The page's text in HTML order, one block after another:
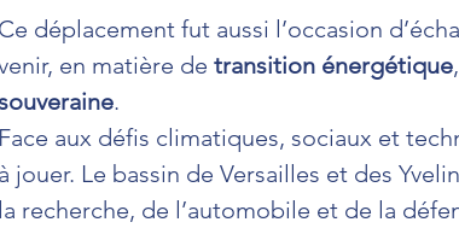
Ce déplacement fut aussi l’occasion
en matière de transition énergétique
.
Face aux défis climatiques, sociaux et
à jouer. Le bassin de Versailles et des
la recherche, de l’automobile et de la